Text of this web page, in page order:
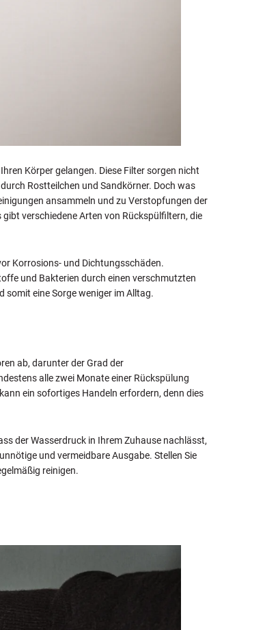
Körper gelangen. Diese Filter sorgen nicht
Rostteilchen und Sandkörner. Doch was
ansammeln und zu Verstopfungen der
verschiedene Arten von Rückspülfiltern, die
Korrosions- und Dichtungsschäden.
und Bakterien durch einen verschmutzten
somit eine Sorge weniger im Alltag.
ab, darunter der Grad der
alle zwei Monate einer Rückspülung
ein sofortiges Handeln erfordern, denn dies
der Wasserdruck in Ihrem Zuhause nachlässt,
und vermeidbare Ausgabe. Stellen Sie
reinigen.